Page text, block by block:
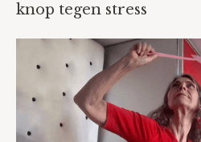
knop tegen stress